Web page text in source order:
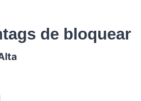
de bloquear